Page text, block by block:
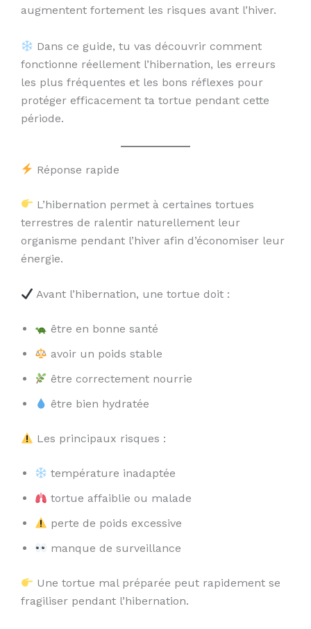
augmentent fortement les risques avant l’hiver.
Dans ce guide, tu vas découvrir comment
fonctionne réellement l’hibernation, les erreurs
les plus fréquentes et les bons réflexes pour
protéger efficacement ta tortue pendant cette
période.
Réponse rapide
L’hibernation permet à certaines tortues
terrestres de ralentir naturellement leur
organisme pendant l’hiver afin d’économiser leur
énergie.
Avant l’hibernation, une tortue doit :
être en bonne santé
avoir un poids stable
être correctement nourrie
être bien hydratée
Les principaux risques :
température inadaptée
tortue affaiblie ou malade
perte de poids excessive
manque de surveillance
Une tortue mal préparée peut rapidement se
fragiliser pendant l’hibernation.